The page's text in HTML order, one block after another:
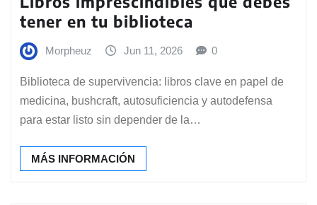
tener en tu biblioteca
Morpheuz Jun 11, 2026 0
Biblioteca de supervivencia: libros clave en papel de
medicina, bushcraft, autosuficiencia y autodefensa
para estar listo sin depender de la…
MÁS INFORMACIÓN